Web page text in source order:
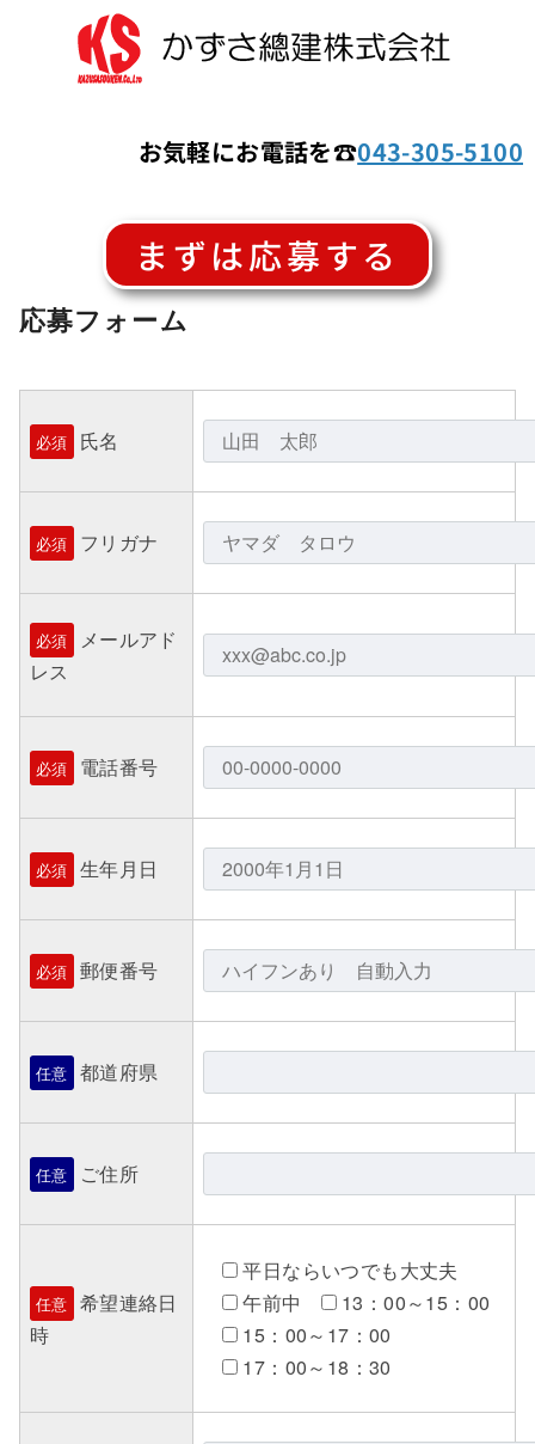
お気軽にお電話を☎043-305-5100
まずは応募する
応募フォーム
必須 氏名
必須 フリガナ
必須
メールアド
レス
必須 電話番号
必須 生年月日
必須 郵便番号
任意 都道府県
任意 ご住所
任意 希望連絡日
時
平日ならいつでも大丈夫
午前中
13：00～15：00
15：00～17：00
17：00～18：30